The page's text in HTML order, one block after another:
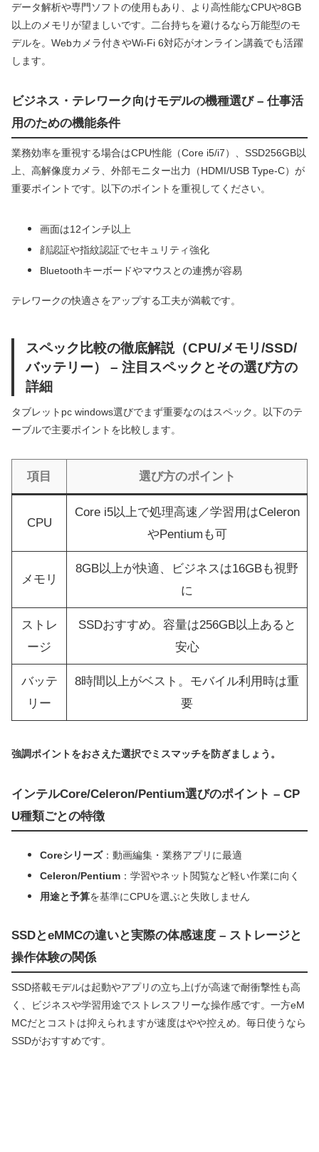
データ解析や専門ソフトの使用もあり、より高性能なCPUや8GB
以上のメモリが望ましいです。二台持ちを避けるなら万能型のモ
デルを。Webカメラ付きやWi-Fi 6対応がオンライン講義でも活躍
します。
ビジネス・テレワーク向けモデルの機種選び – 仕事活
用のための機能条件
業務効率を重視する場合はCPU性能（Core i5/i7）、SSD256GB以
上、高解像度カメラ、外部モニター出力（HDMI/USB Type-C）が
重要ポイントです。以下のポイントを重視してください。
画面は12インチ以上
顔認証や指紋認証でセキュリティ強化
Bluetoothキーボードやマウスとの連携が容易
テレワークの快適さをアップする工夫が満載です。
スペック比較の徹底解説（CPU/メモリ/SSD/
バッテリー） – 注目スペックとその選び方の
詳細
タブレットpc windows選びでまず重要なのはスペック。以下のテ
ーブルで主要ポイントを比較します。
項目 選び方のポイント
CPU
Core i5以上で処理高速／学習用はCeleron
やPentiumも可
メモリ
8GB以上が快適、ビジネスは16GBも視野
に
ストレ
ージ
SSDおすすめ。容量は256GB以上あると
安心
バッテ
リー
8時間以上がベスト。モバイル利用時は重
要
強調ポイントをおさえた選択でミスマッチを防ぎましょう。
インテルCore/Celeron/Pentium選びのポイント – CP
U種類ごとの特徴
Coreシリーズ：動画編集・業務アプリに最適
Celeron/Pentium ：学習やネット閲覧など軽い作業に向く
用途と予算を基準にCPUを選ぶと失敗しません
SSDとeMMCの違いと実際の体感速度 – ストレージと
操作体験の関係
SSD搭載モデルは起動やアプリの立ち上げが高速で耐衝撃性も高
く、ビジネスや学習用途でストレスフリーな操作感です。一方eM
MCだとコストは抑えられますが速度はやや控えめ。毎日使うなら
SSDがおすすめです。